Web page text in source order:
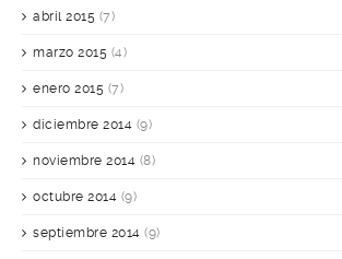
abril 2015 (7)
marzo 2015 (4)
enero 2015 (7)
diciembre 2014 (9)
noviembre 2014 (8)
octubre 2014 (9)
septiembre 2014 (9)